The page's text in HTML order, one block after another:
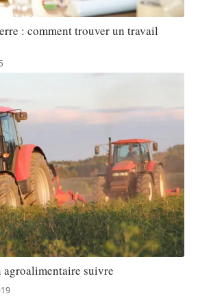
: comment trouver un travail
suivre